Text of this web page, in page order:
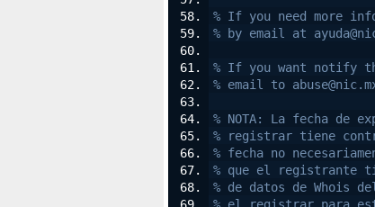
% If you need more
% by email at
% If you want notify
% email to
% NOTA: La fecha de
% registrar tiene
% fecha no
% que el registrante
% de datos de Whois